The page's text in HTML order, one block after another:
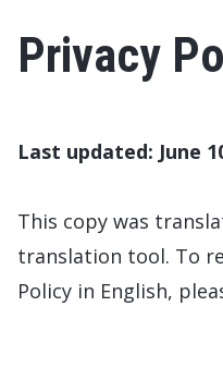
SAP Ariba
Privacy
Last updated: June
This copy was
translation tool. To
Policy in English,